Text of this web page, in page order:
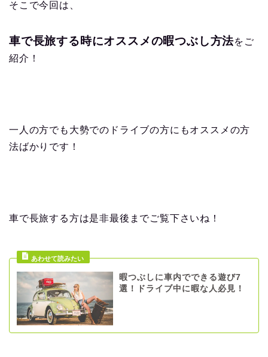
そこで今回は、
車で長旅する時にオススメの暇つぶし方法をご
紹介！
一人の方でも大勢でのドライブの方にもオススメの方
法ばかりです！
車で長旅する方は是非最後までご覧下さいね！
暇つぶしに車内でできる遊び7
選！ドライブ中に暇な人必見！